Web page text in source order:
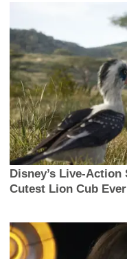
Disney’s Live-Action
Cutest Lion Cub Ever